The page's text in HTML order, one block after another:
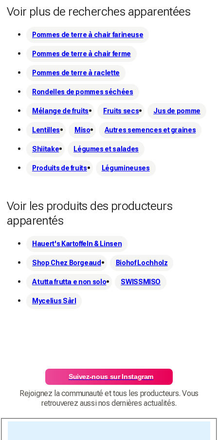
Voir plus de recherches apparentées
Pommes de terre à chair farineuse
Pommes de terre à chair ferme
Pommes de terre à raclette
Rondelles de pommes séchées
Mélange de fruits Fruits secs Jus de pomme
Lentilles Miso Autres semences et graines
Shiitake Légumes et salades
Produits de fruits Légumineuses
Voir les produits des producteurs
apparentés
Hauert's Kartoffeln & Linsen
Shop Chez Borgeaud Biohof Lochholz
A tutta frutta e non solo SWISSMISO
Mycelius Sàrl
Suivez-nous sur Instagram
Rejoignez la communauté et tous les producteurs. Vous
retrouverez aussi nos dernières actualités.